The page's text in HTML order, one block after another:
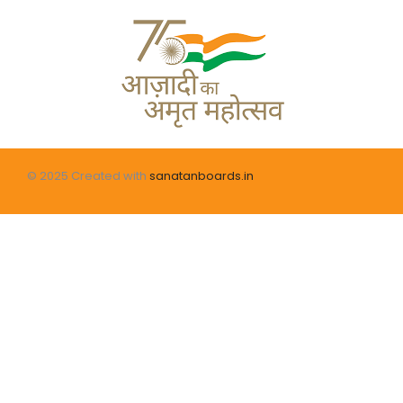
© 2025 Created with sanatanboards.in